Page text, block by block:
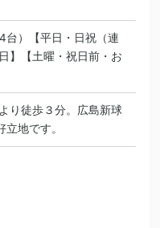
台）【平日・日祝（連
】【土曜・祝日前・お
り徒歩３分。広島新球
地です。